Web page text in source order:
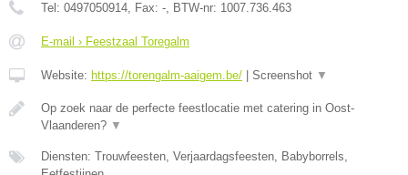
Tel: 0497050914, Fax: -, BTW-nr: 1007.736.463
E-mail › Feestzaal Toregalm
Website: https://torengalm-aaigem.be/ Screenshot ▼
Op zoek naar de perfecte feestlocatie met catering in Oost-
Vlaanderen? ▼
Diensten: Trouwfeesten, Verjaardagsfeesten, Babyborrels,